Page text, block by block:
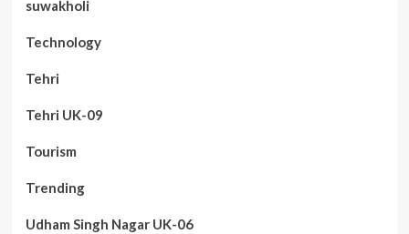
suwakholi
Technology
Tehri
Tehri UK-09
Tourism
Trending
Udham Singh Nagar UK-06